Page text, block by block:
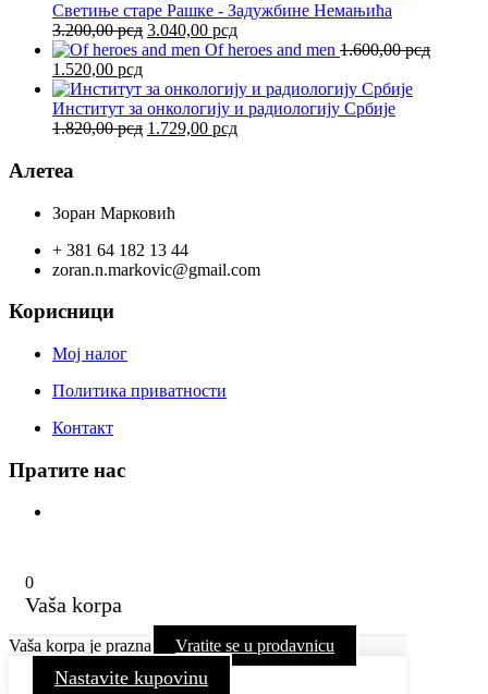
1.320,00 рсд.
је
била:
880,00 рсд.
је:
616,00 рсд.
Светиње старе Рашке - Задужбине Немањића
3.200,00рсд Оригинална
цена
била:
3.200,00 рсд.
3.040,00 рсдТренутна
цена
3.040,00 рсд.
Of heroes and men 1.600,00рсд
Оригинална
цена
је
била:
1.520,00 рсдТренутна
цена
је:
1.520,00 рсд.
Институт за онкологију и радиологију Србије
1.820,00рсд Оригинална
1.820,00 рсд.
1.729,00 рсдТренутна
Алетеа
Зоран Марковић
+ 381 64 182 13 44
zoran.n.markovic@gmail.com
Корисници
Мој налог
Политика приватности
Контакт
Пратите нас
0
Vaša korpa
Vaša korpa je prazna Vratite se u prodavnicu
Nastavite kupovinu